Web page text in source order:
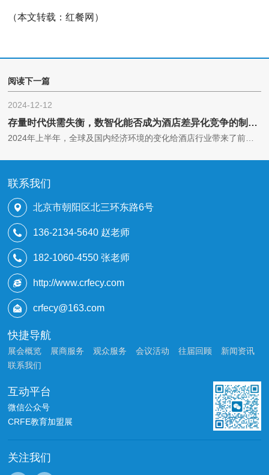
（本文转载：红餐网）
阅读下一篇
2024-12-12
存量时代供需失衡，数智化能否成为酒店差异化竞争的制胜法宝？
联系我们
北京市朝阳区北三环东路6号
136-2134-5640 赵老师
182-1060-4550 张老师
http://www.crfecy.com
crfecy@163.com
快捷导航
展会概览 展商服务 观众服务 会议活动 往届回顾
新闻资讯
联系我们
互动平台
微信公众号
CRFE教育加盟展
关注我们